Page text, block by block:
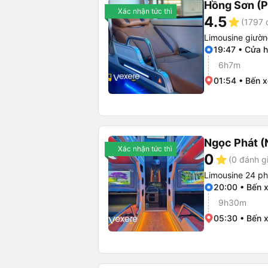
Xác nhận tức thì Hồng Sơn
4.5star (1797
Limousine
19:47 • Cửa
6h7m
01:54 • Bến
Xác nhận tức thì Ngọc Phát
0star (0 đánh
Limousine 24
20:00 • Bến
9h30m
05:30 • Bến